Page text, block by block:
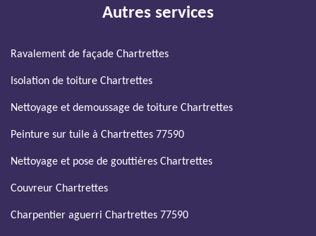
Autres services
Ravalement de façade Chartrettes
Isolation de toiture Chartrettes
Nettoyage et demoussage de toiture Chartrettes
Peinture sur tuile à Chartrettes 77590
Nettoyage et pose de gouttières Chartrettes
Couvreur Chartrettes
Charpentier aguerri Chartrettes 77590